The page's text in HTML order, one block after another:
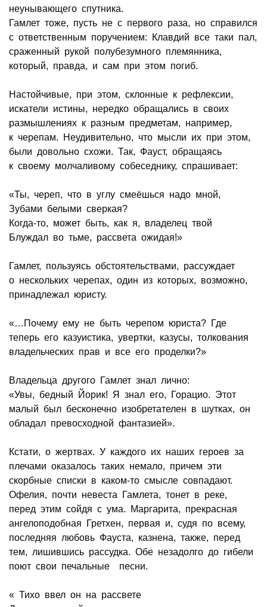
неунывающего спутника.
Гамлет тоже, пусть не с первого раза, но справился
с ответственным поручением: Клавдий все таки пал,
сраженный рукой полубезумного племянника,
который, правда, и сам при этом погиб.
Настойчивые, при этом, склонные к рефлексии,
искатели истины, нередко обращались в своих
размышлениях к разным предметам, например,
к черепам. Неудивительно, что мысли их при этом,
были довольно схожи. Так, Фауст, обращаясь
к своему молчаливому собеседнику, спрашивает:
«Ты, череп, что в углу смеёшься надо мной,
Зубами белыми сверкая?
Когда-то, может быть, как я, владелец твой
Блуждал во тьме, рассвета ожидая!»
Гамлет, пользуясь обстоятельствами, рассуждает
о нескольких черепах, один из которых, возможно,
принадлежал юристу.
«…Почему ему не быть черепом юриста? Где
теперь его казуистика, увертки, казусы, толкования
владельческих прав и все его проделки?»
Владельца другого Гамлет знал лично:
«Увы, бедный Йорик! Я знал его, Горацио. Этот
малый был бесконечно изобретателен в шутках, он
обладал превосходной фантазией».
Кстати, о жертвах. У каждого их наших героев за
плечами оказалось таких немало, причем эти
скорбные списки в каком-то смысле совпадают.
Офелия, почти невеста Гамлета, тонет в реке,
перед этим сойдя с ума. Маргарита, прекрасная
ангелоподобная Гретхен, первая и, судя по всему,
последняя любовь Фауста, казнена, также, перед
тем, лишившись рассудка. Обе незадолго до гибели
поют свои печальные песни.
« Тихо ввел он на рассвете